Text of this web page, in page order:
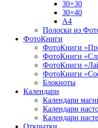
30×30
30×40
A4
Полоски из
ФотоКниги
ФотоКниги
ФотоКниги
ФотоКниги
ФотоКниги
Блокноты
Календари
Календари
Календари
Календари